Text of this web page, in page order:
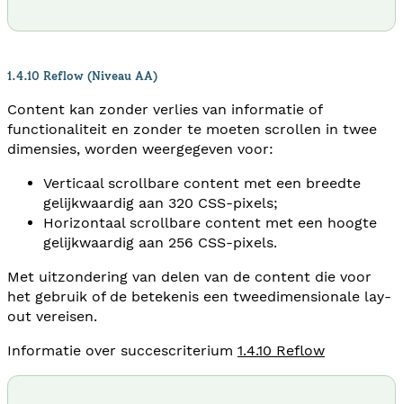
1.4.10 Reflow (Niveau AA)
Content kan zonder verlies van informatie of
functionaliteit en zonder te moeten scrollen in twee
dimensies, worden weergegeven voor:
Verticaal scrollbare content met een breedte
gelijkwaardig aan 320 CSS-pixels;
Horizontaal scrollbare content met een hoogte
gelijkwaardig aan 256 CSS-pixels.
Met uitzondering van delen van de content die voor
het gebruik of de betekenis een tweedimensionale lay-
out vereisen.
Informatie over succescriterium 1.4.10 Reflow